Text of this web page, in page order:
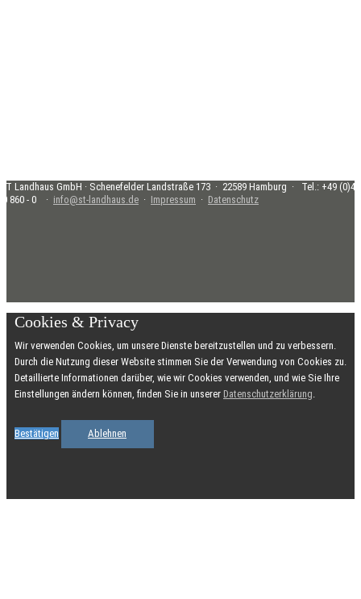
Landhaus GmbH · Schenefelder Landstraße 173 · 22589 Hamburg · ​ Tel.: +49 (0)40
860 - 0 · info@st-landhaus.de · Impressum · Datenschutz
Cookies & Privacy
Wir verwenden Cookies, um unsere Dienste bereitzustellen und zu verbessern.
Durch die Nutzung dieser Website stimmen Sie der Verwendung von Cookies zu.
Detaillierte Informationen darüber, wie wir Cookies verwenden, und wie Sie Ihre
Einstellungen ändern können, finden Sie in unserer Datenschutzerklärung.
Bestätigen Ablehnen